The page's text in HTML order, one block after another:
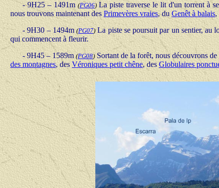
- 9H25 – 1491m (PG06) La piste traverse le lit d'un torrent à
nous trouvons maintenant desPrimevères vraies, duGenêt à balais,
- 9H30 – 1494m (PG07) La piste se poursuit par un sentier, au
qui commencent à fleurir.
- 9H45 – 1589m (PG08) Sortant de la forêt, nous découvrons
des montagnes, des Véroniques petit chêne, desGlobulaires